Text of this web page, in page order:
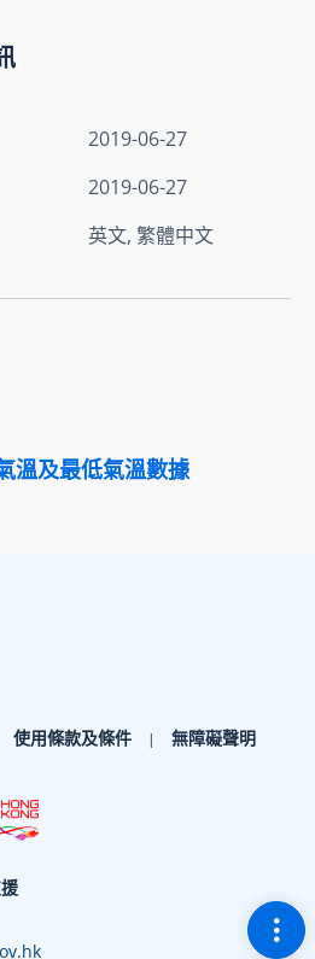
2019-06-27
2019-06-27
英文, 繁體中文
溫及最低氣溫數據
切
使用條款及條件 無障礙聲明